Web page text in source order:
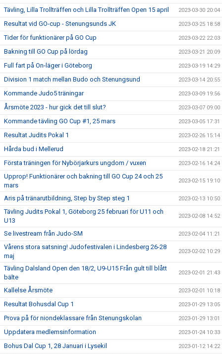
Tävling, Lilla Trollträffen och Lilla Trollträffen Open 15 april 2023-03-30 20:04
Resultat vid GO-cup - Stenungsunds JK 2023-03-25 18:58
Tider för funktionärer på GO Cup 2023-03-22 22:03
Bakning till GO Cup på lördag 2023-03-21 20:09
Full fart på On-läger i Göteborg 2023-03-19 14:29
Division 1 match mellan Budo och Stenungsund 2023-03-14 20:55
Kommande Judo5 träningar 2023-03-09 19:56
Årsmöte 2023 - hur gick det till slut? 2023-03-07 09:00
Kommande tävling GO Cup #1, 25 mars 2023-03-05 17:31
Resultat Judits Pokal 1 2023-02-26 15:14
Hårda bud i Mellerud 2023-02-18 21:21
Första träningen för Nybörjarkurs ungdom / vuxen 2023-02-16 14:24
Upprop! Funktionärer och bakning till GO Cup 24 och 25
mars
2023-02-15 19:10
Aris på tränarutbildning, Step by Step steg 1 2023-02-13 10:50
Tävling Judits Pokal 1, Göteborg 25 februari för U11 och
U13
2023-02-08 14:52
Se livestream från Judo-SM 2023-02-04 11:21
Vårens stora satsning! Judofestivalen i Lindesberg 26-28
maj
2023-02-02 10:29
Tävling Dalsland Open den 18/2, U9-U15 Från gult till blått
bälte
2023-02-01 21:43
Kallelse Årsmöte 2023-02-01 10:18
Resultat Bohusdal Cup 1 2023-01-29 13:05
Prova på för niondeklassare från Stenungskolan 2023-01-29 13:01
Uppdatera medlemsinformation 2023-01-24 10:33
Bohus Dal Cup 1, 28 Januari i Lysekil 2023-01-12 14:22